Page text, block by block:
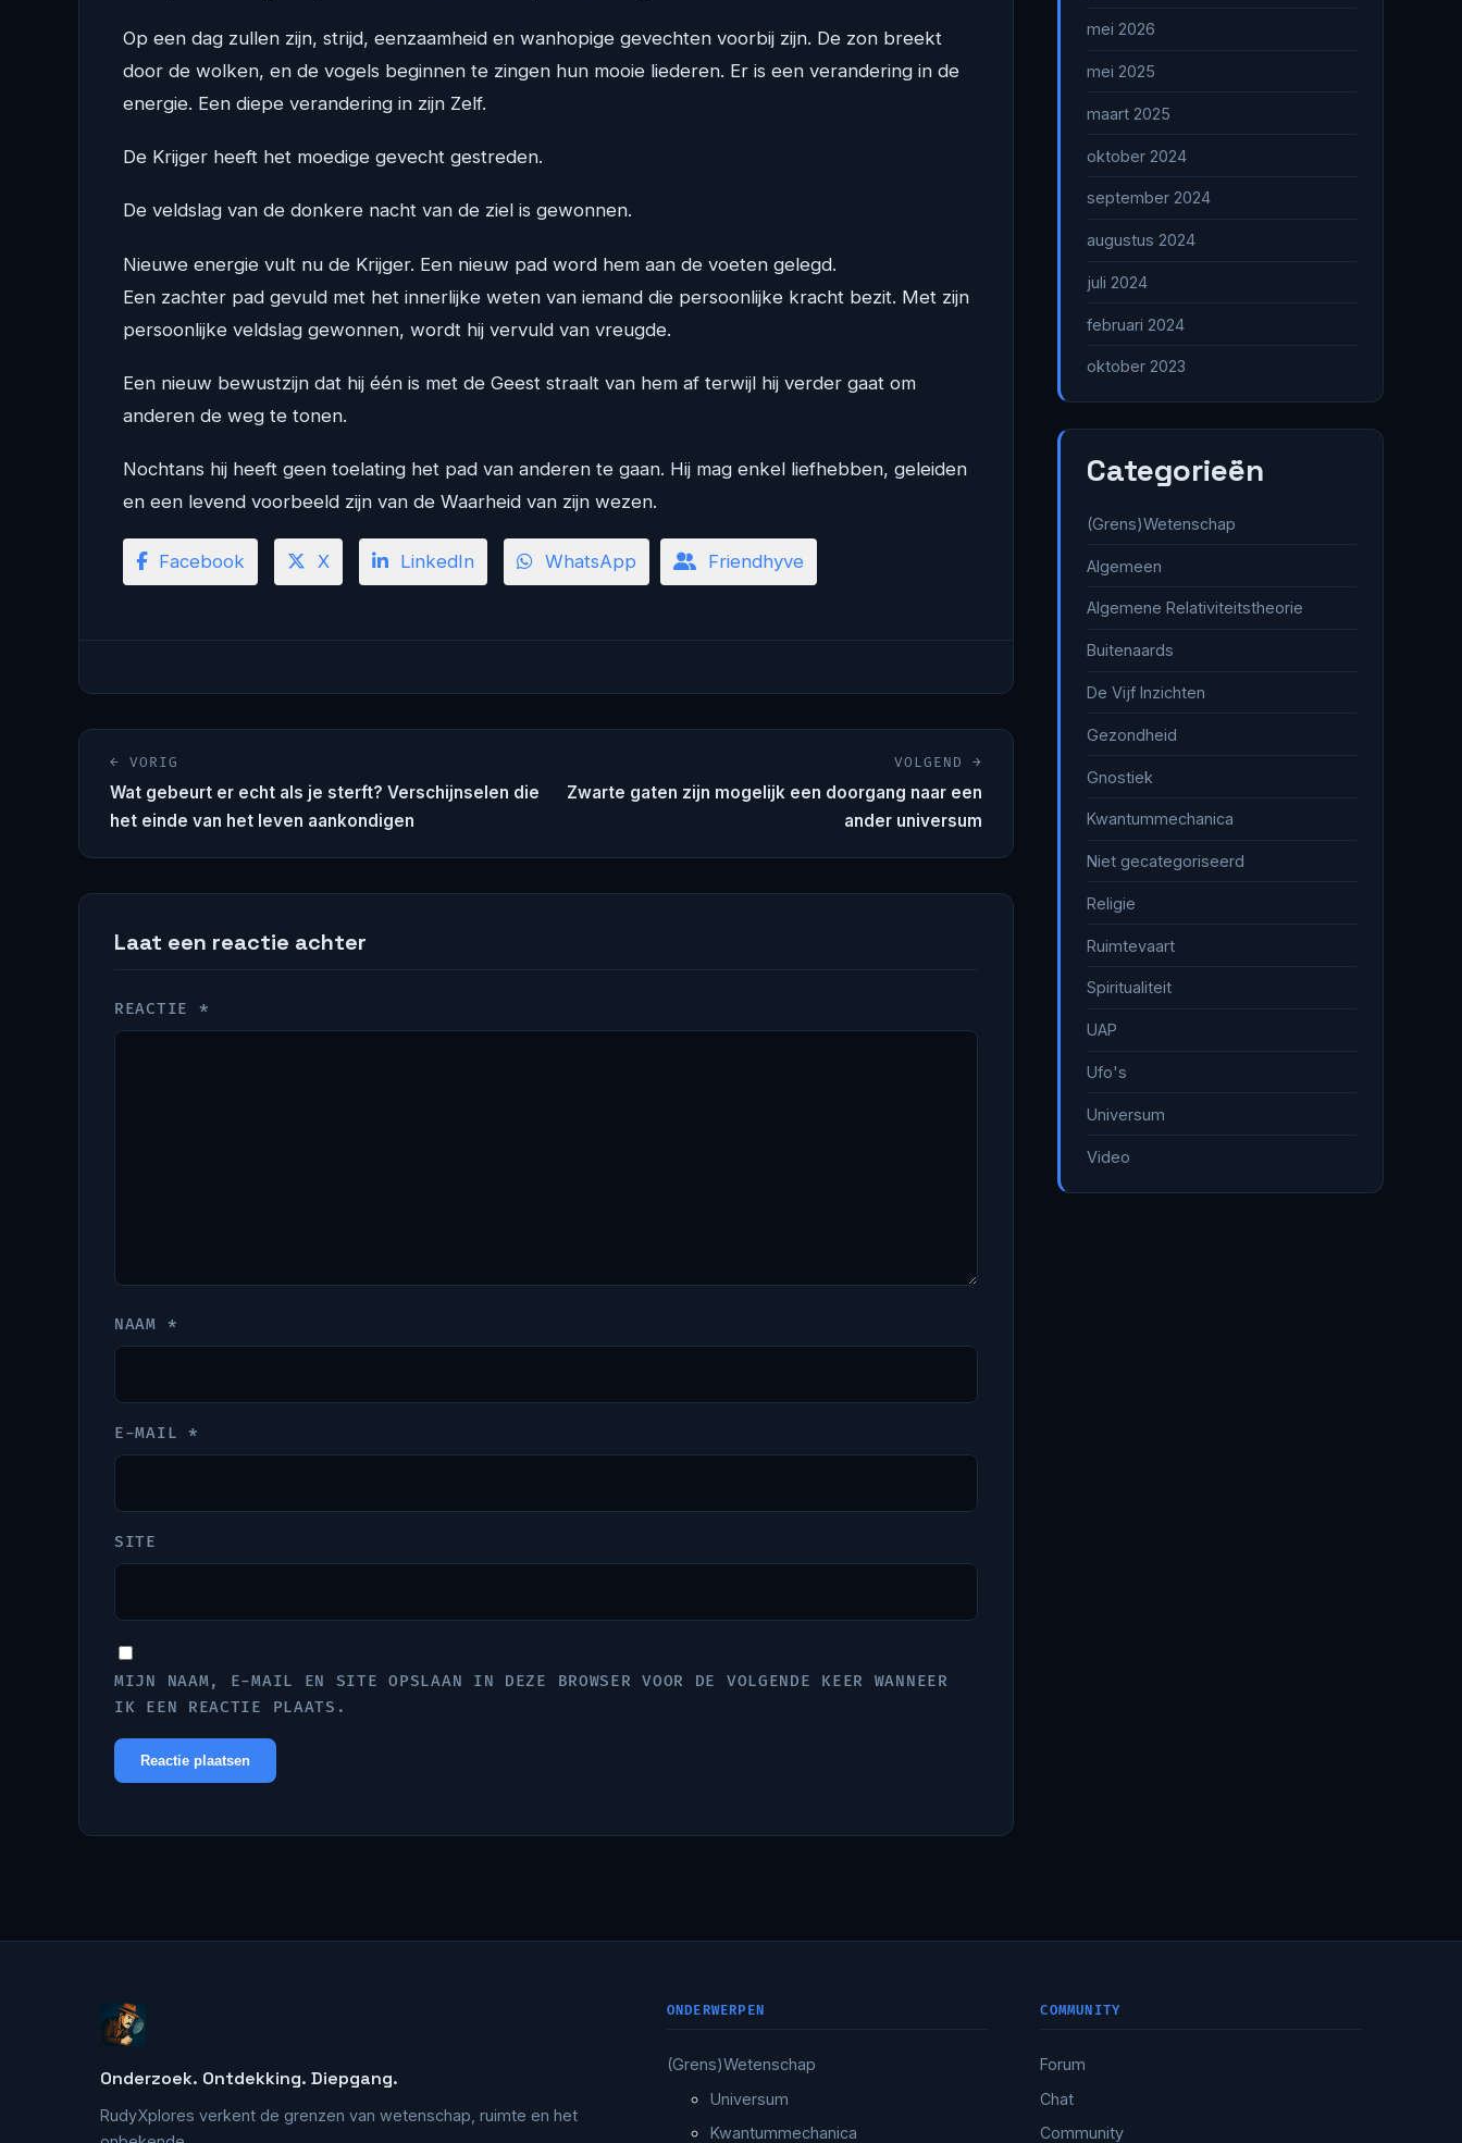
Op een dag zullen zijn, strijd, eenzaamheid en wanhopige gevechten voorbij zijn. De zon breekt
door de wolken, en de vogels beginnen te zingen hun mooie liederen. Er is een verandering in de
energie. Een diepe verandering in zijn Zelf.
De Krijger heeft het moedige gevecht gestreden.
De veldslag van de donkere nacht van de ziel is gewonnen.
Nieuwe energie vult nu de Krijger. Een nieuw pad word hem aan de voeten gelegd.
Een zachter pad gevuld met het innerlijke weten van iemand die persoonlijke kracht bezit. Met zijn
persoonlijke veldslag gewonnen, wordt hij vervuld van vreugde.
Een nieuw bewustzijn dat hij één is met de Geest straalt van hem af terwijl hij verder gaat om
anderen de weg te tonen.
Nochtans hij heeft geen toelating het pad van anderen te gaan. Hij mag enkel liefhebben, geleiden
en een levend voorbeeld zijn van de Waarheid van zijn wezen.
Facebook X LinkedIn WhatsApp Friendhyve
Bericht navigatie
← VORIG
Wat gebeurt er echt als je sterft? Verschijnselen die
het einde van het leven aankondigen
VOLGEND →
Zwarte gaten zijn mogelijk een doorgang naar een
ander universum
Laat een reactie achter
REACTIE *
NAAM *
E-MAIL *
SITE
MIJN NAAM, E-MAIL EN SITE OPSLAAN IN DEZE BROWSER VOOR DE VOLGENDE KEER WANNEER
IK EEN REACTIE PLAATS.
mei 2026
mei 2025
maart 2025
oktober 2024
september 2024
augustus 2024
juli 2024
februari 2024
oktober 2023
Categorieën
(Grens)Wetenschap
Algemeen
Algemene Relativiteitstheorie
Buitenaards
De Vijf Inzichten
Gezondheid
Gnostiek
Kwantummechanica
Niet gecategoriseerd
Religie
Ruimtevaart
Spiritualiteit
UAP
Ufo's
Universum
Video
Onderzoek. Ontdekking. Diepgang.
RudyXplores verkent de grenzen van wetenschap, ruimte en het
ONDERWERPEN
(Grens)Wetenschap
Universum
Kwantummechanica
COMMUNITY
Forum
Chat
Community